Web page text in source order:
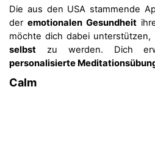
Die aus den USA stammende
der emotionalen Gesundheit
möchte dich dabei unterstützen,
selbst zu werden. Dich
personalisierte
Calm